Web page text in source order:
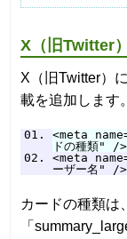
X（旧Twitter
X（旧Twitter）
載を追加します。
<meta
ドの種類" />
<meta
ーザー名" />
カードの種類は
「